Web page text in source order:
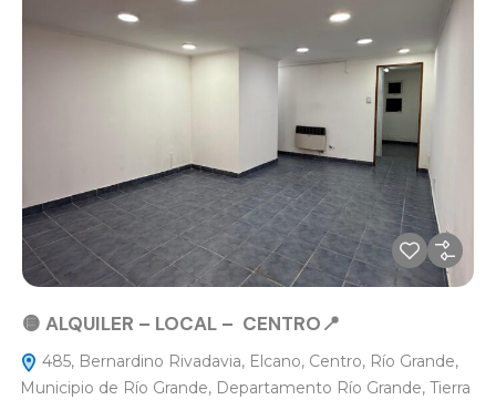
🟡 ALQUILER – LOCAL – CENTRO📍
485, Bernardino Rivadavia, Elcano, Centro, Río Grande,
Municipio de Río Grande, Departamento Río Grande, Tierra